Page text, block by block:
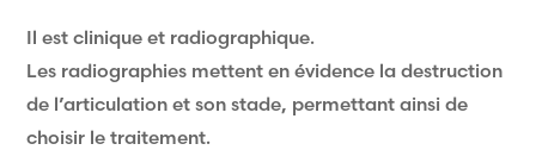
Il est clinique et radiographique.
Les radiographies mettent en évidence la destruction
de l’articulation et son stade, permettant ainsi de
choisir le traitement.